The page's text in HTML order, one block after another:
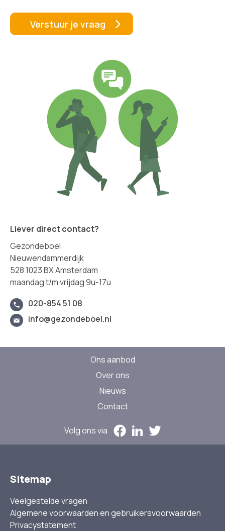
Liever direct contact?
Gezondeboel
Nieuwendammerdijk
528 1023 BX Amsterdam
maandag t/m vrijdag 9u-17u
020-854 51 08
info@gezondeboel.nl
Ons aanbod
Over ons
Nieuws
Contact
Volg ons via
Sitemap
Veelgestelde vragen
Algemene voorwaarden en gebruikersvoorwaarden
Privacystatement